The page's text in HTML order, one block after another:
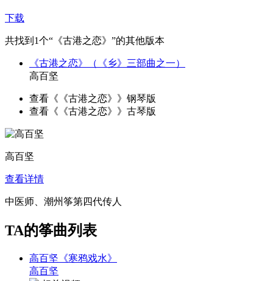
下载
共找到 1个“《古港之恋》”的其他版本
《古港之恋》（《乡》三部曲之一）
高百坚
查看《《古港之恋》》钢琴版
查看《《古港之恋》》古琴版
高百坚
查看详情
中医师、潮州筝第四代传人
TA的筝曲列表
高百坚《寒鸦戏水》
高百坚